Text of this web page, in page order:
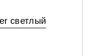
светлый